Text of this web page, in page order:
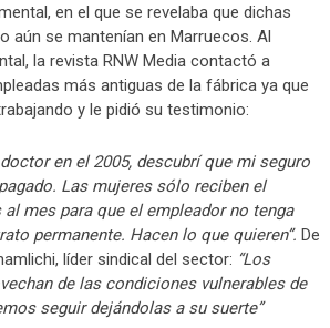
en el que se revelaba que dichas
aún se mantenían en Marruecos. Al
la revista RNW Media contactó a
más antiguas de la fábrica ya que
y le pidió su testimonio:
en el 2005, descubrí que mi seguro
Las mujeres sólo reciben el
mes para que el empleador no tenga
permanente. Hacen lo que quieren”. De
líder sindical del sector: “Los
de las condiciones vulnerables de
seguir dejándolas a su suerte”